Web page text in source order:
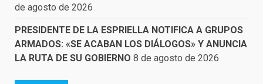
de agosto de 2026
PRESIDENTE DE LA ESPRIELLA NOTIFICA A GRUPOS
ARMADOS: «SE ACABAN LOS DIÁLOGOS» Y ANUNCIA
LA RUTA DE SU GOBIERNO 8 de agosto de 2026